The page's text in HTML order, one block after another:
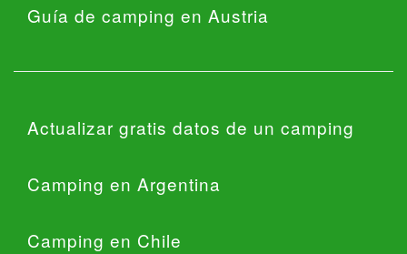
Guía de camping en Austria
Actualizar gratis datos de un camping
Camping en Argentina
Camping en Chile